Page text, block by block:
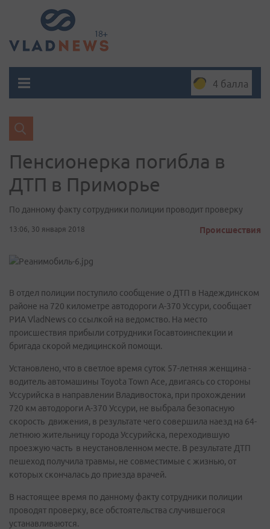
4 балла
Пенсионерка погибла в
ДТП в Приморье
По данному факту сотрудники полиции проводит проверку
13:06, 30 января 2018 Происшествия
В отдел полиции поступило сообщение о ДТП в Надеждинском
районе на 720 километре автодороги А-370 Уссури, сообщает
РИА VladNews со ссылкой на ведомство. На место
происшествия прибыли сотрудники Госавтоинспекции и
бригада скорой медицинской помощи.
Установлено, что в светлое время суток 57-летняя женщина -
водитель автомашины Toyota Town Ace, двигаясь со стороны
Уссурийска в направлении Владивостока, при прохождении
720 км автодороги А-370 Уссури, не выбрала безопасную
скорость движения, в результате чего совершила наезд на 64-
летнюю жительницу города Уссурийска, переходившую
проезжую часть в неустановленном месте. В результате ДТП
пешеход получила травмы, не совместимые с жизнью, от
которых скончалась до приезда врачей.
В настоящее время по данному факту сотрудники полиции
проводят проверку, все обстоятельства случившегося
устанавливаются.